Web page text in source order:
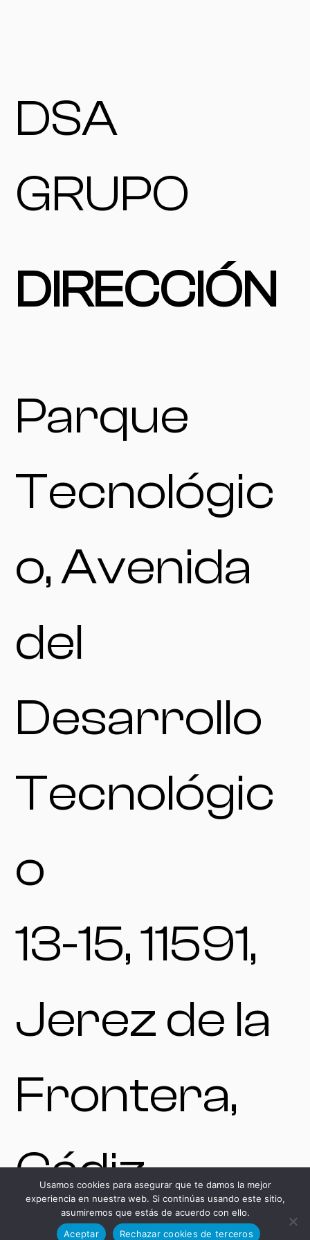
DSA
GRUPO
DIRECCIÓN
Parque
Tecnológic
o, Avenida
del
Desarrollo
Tecnológic
o
13-15, 11591,
Jerez de la
Frontera,
Cádiz,
Usamos cookies para asegurar que te damos la mejor
experiencia en nuestra web. Si continúas usando este sitio,
asumiremos que estás de acuerdo con ello.
Aceptar
Rechazar cookies de terceros